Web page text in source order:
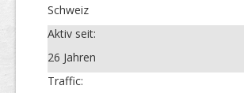
Schweiz
Aktiv seit:
26 Jahren
Traffic: